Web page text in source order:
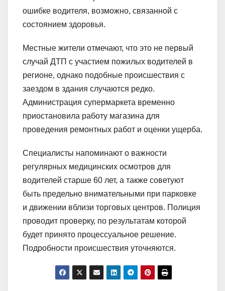
ошибке водителя, возможно, связанной с
состоянием здоровья.
Местные жители отмечают, что это не первый
случай ДТП с участием пожилых водителей в
регионе, однако подобные происшествия с
заездом в здания случаются редко.
Администрация супермаркета временно
приостановила работу магазина для
проведения ремонтных работ и оценки ущерба.
Специалисты напоминают о важности
регулярных медицинских осмотров для
водителей старше 60 лет, а также советуют
быть предельно внимательными при парковке
и движении вблизи торговых центров. Полиция
проводит проверку, по результатам которой
будет принято процессуальное решение.
Подробности происшествия уточняются.